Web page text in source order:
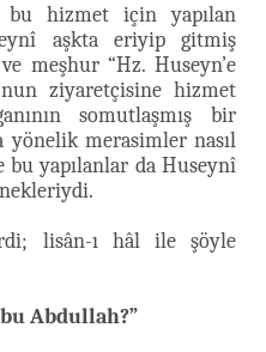
hizmet için yapılan
aşkta eriyip gitmiş
meşhur “Hz. Huseyn’e
ziyaretçisine hizmet
somutlaşmış bir
yönelik merasimler nasıl
bu yapılanlar da Huseynî
lisân-ı hâl ile şöyle
Abdullah?”